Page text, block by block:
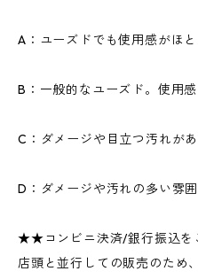
A：ユーズドでも使用感がほ
B：一般的なユーズド。使用
C：ダメージや目立つ汚れが
D：ダメージや汚れの多い雰
★★コンビニ決済/銀行振込
店頭と並行しての販売のため